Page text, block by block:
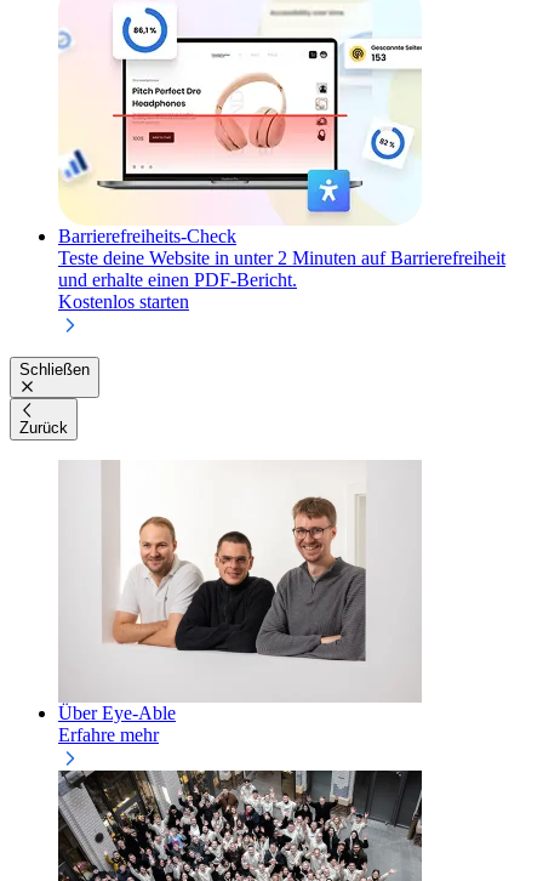
Barrierefreiheits-Check
Teste deine Website in unter 2 Minuten auf Barrierefreiheit
und erhalte einen PDF-Bericht.
Kostenlos starten
Schließen
Zurück
Über Eye-Able
Erfahre mehr